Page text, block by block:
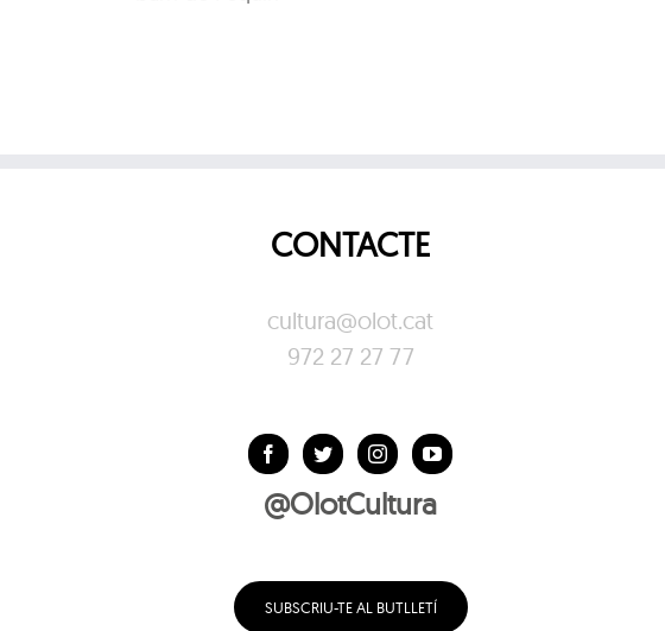
CONTACTE
cultura@olot.cat
972 27 27 77
@OlotCultura
SUBSCRIU-TE AL BUTLLETÍ